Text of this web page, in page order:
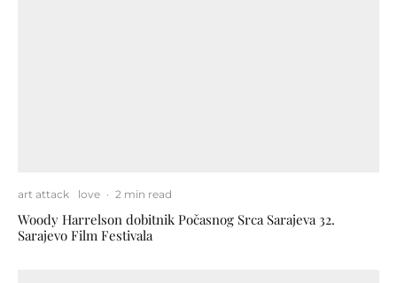
art attack love · 2 min read
Woody Harrelson dobitnik Počasnog Srca Sarajeva 32.
Sarajevo Film Festivala